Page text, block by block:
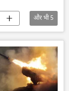
और भी5